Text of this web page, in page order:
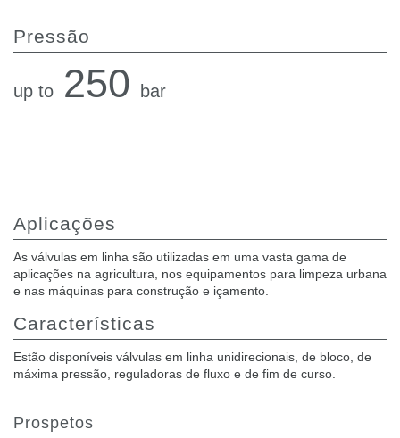
Pressão
up to 250 bar
Aplicações
As válvulas em linha são utilizadas em uma vasta gama de
aplicações na agricultura, nos equipamentos para limpeza urbana
e nas máquinas para construção e içamento.
Características
Estão disponíveis válvulas em linha unidirecionais, de bloco, de
máxima pressão, reguladoras de fluxo e de fim de curso.
Prospetos